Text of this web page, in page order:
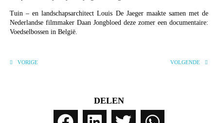
Tuin – en landschapsarchitect Louis De Jaeger maakte samen met de
Nederlandse filmmaker Daan Jongbloed deze zomer een documentaire:
Voedselbossen in België.
VORIGE VOLGENDE
DELEN